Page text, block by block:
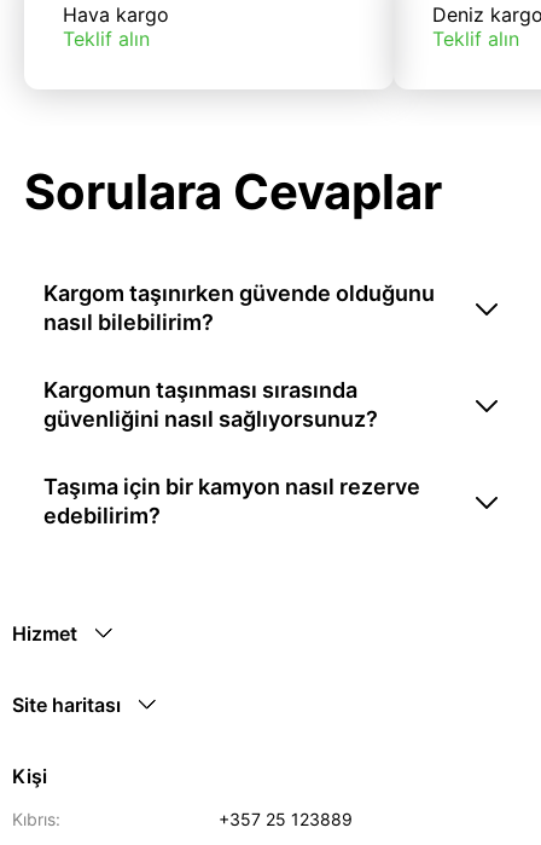
Hava kargo
Teklif alın
Deniz
Teklif alın
Sorulara Cevaplar
Kargom taşınırken güvende olduğunu
nasıl bilebilirim?
Kargomun taşınması sırasında
güvenliğini nasıl sağlıyorsunuz?
Taşıma için bir kamyon nasıl rezerve
edebilirim?
Hizmet
Site haritası
Kişi
Kıbrıs:
+357 25 123889